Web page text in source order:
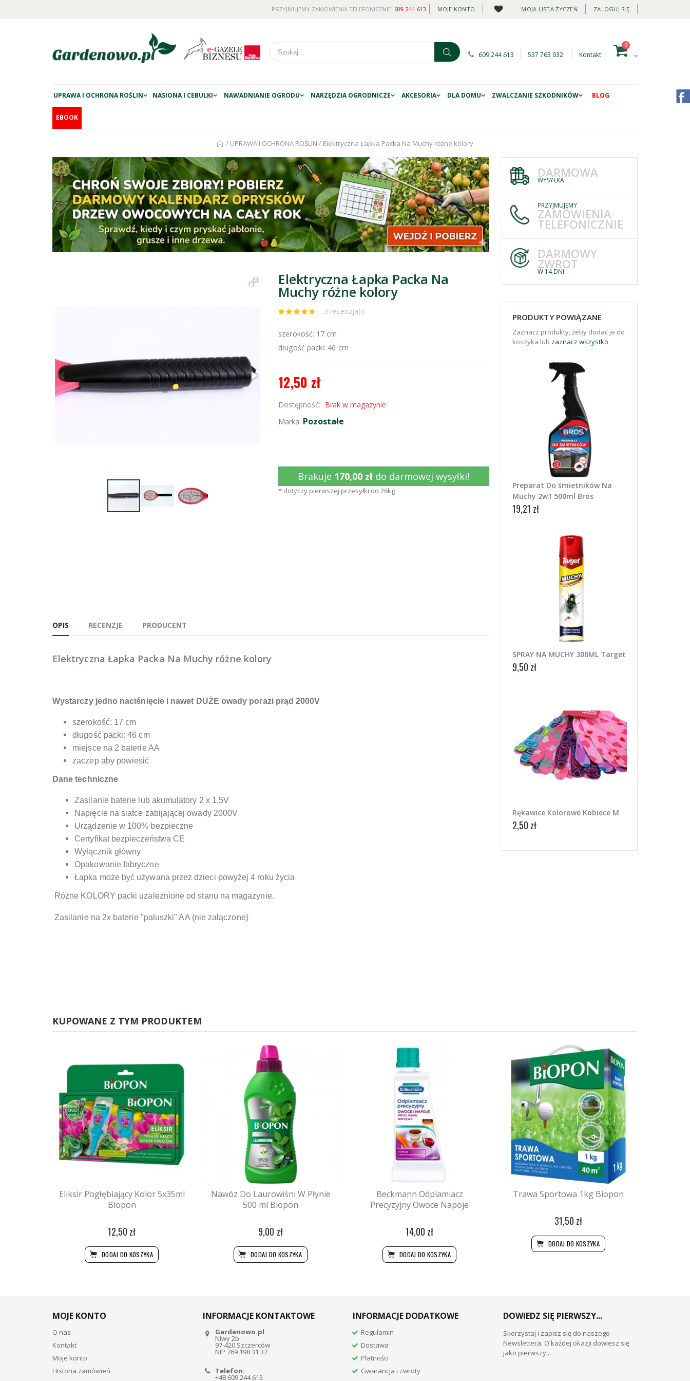
MOJE KONTO MOJA LISTA ŻYCZEŃ ZALOGUJ SIĘ
PRZYJMUJEMY ZAMÓWIENIA TELEFONICZNIE: 609 244 613
609 244 613 537 763 032 Kontakt
0
UPRAWA I OCHRONA ROŚLIN NASIONA I CEBULKI NAWADNIANIE OGRODU NARZĘDZIA OGRODNICZE AKCESORIA DLA DOMU ZWALCZANIE SZKODNIKÓW BLOG
EBOOK
/ UPRAWA I OCHRONA ROŚLIN / Elektryczna Łapka Packa Na Muchy różne kolory
Elektryczna Łapka Packa Na
Muchy różne kolory
3 recenzja(i)
szerokość: 17 cm
długość packi: 46 cm
12,50 zł
Dostępność: Brak w magazynie
Marka: Pozostałe
Brakuje 170,00 zł do darmowej wysyłki!
* dotyczy pierwszej przesyłki do 26kg
OPIS RECENZJE PRODUCENT
Elektryczna Łapka Packa Na Muchy różne kolory
Wystarczy jedno naciśnięcie i nawet DUŻE owady porazi prąd 2000V
szerokość: 17 cm
długość packi: 46 cm
miejsce na 2 baterie AA
zaczep aby powiesić
Dane techniczne
Zasilanie baterie lub akumulatory 2 x 1,5V
Napięcie na siatce zabijającej owady 2000V
Urządzenie w 100% bezpieczne
Certyfikat bezpieczeństwa CE
Wyłącznik główny
Opakowanie fabryczne
Łapka może być używana przez dzieci powyżej 4 roku życia
Różne KOLORY packi uzależnione od stanu na magazynie.
Zasilanie na 2x baterie "paluszki" AA (nie załączone)
DARMOWA
WYSYŁKA
PRZYJMUJEMY
ZAMÓWIENIA
TELEFONICZNIE
DARMOWY
ZWROT
W 14 DNI
PRODUKTY POWIĄZANE
Zaznacz produkty, żeby dodać je do
koszyka lub zaznacz wszystko
Preparat Do śmietników Na
Muchy 2w1 500ml Bros
19,21 zł
SPRAY NA MUCHY 300ML Target
9,50 zł
Rękawice Kolorowe Kobiece M
2,50 zł
KUPOWANE Z TYM PRODUKTEM
Eliksir Pogłębiający Kolor 5x35ml
Biopon
12,50 zł
DODAJ DO KOSZYKA
Nawóz Do Laurowiśni W Płynie
500 ml Biopon
9,00 zł
DODAJ DO KOSZYKA
Beckmann Odplamiacz
Precyzyjny Owoce Napoje
14,00 zł
DODAJ DO KOSZYKA
Trawa Sportowa 1kg Biopon
31,50 zł
DODAJ DO KOSZYKA
MOJE KONTO
O nas
Kontakt
Moje konto
Historia zamówień
INFORMACJE KONTAKTOWE
Gardenowo.pl
Niwy 2b
97-420 Szczerców
NIP 769 198 31 37
Telefon:
+48 609 244 613
INFORMACJE DODATKOWE
Regulamin
Dostawa
Płatności
Gwarancja i zwroty
DOWIEDZ SIĘ PIERWSZY...
Skorzystaj i zapisz się do naszego
Newslettera. O każdej okazji dowiesz się
jako pierwszy...